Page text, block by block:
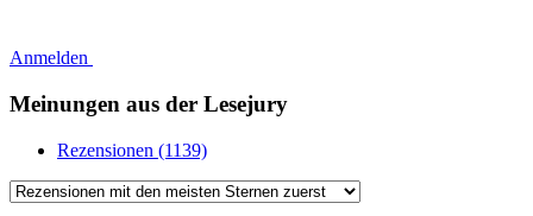
Anmelden
Meinungen aus der Lesejury
Rezensionen (1139)